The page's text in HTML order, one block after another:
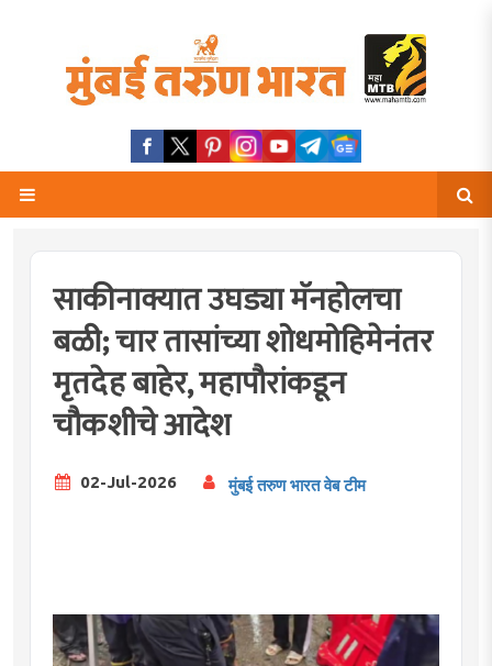
साकीनाक्यात उघड्या मॅनहोलचा
बळी; चार तासांच्या शोधमोहिमेनंतर
मृतदेह बाहेर, महापौरांकडून
चौकशीचे आदेश
02-Jul-2026 मुंबई तरुण भारत वेब टीम